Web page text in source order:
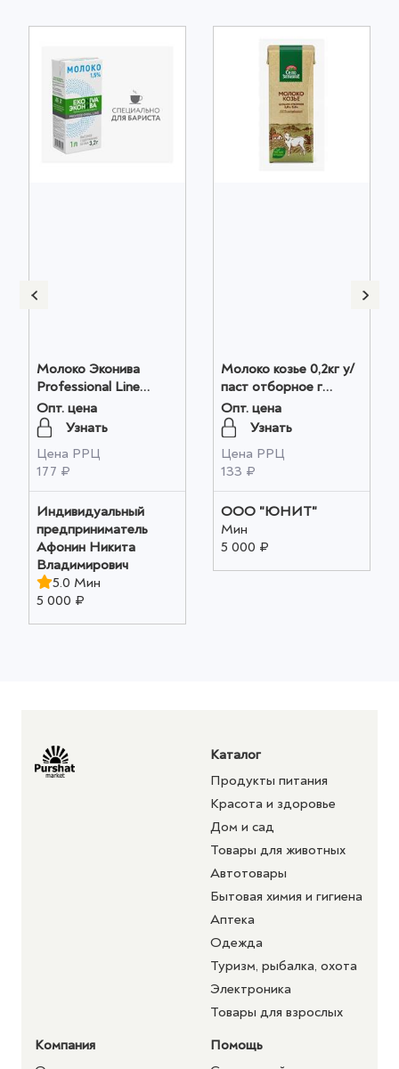
Молоко Эконива
Professional Line
ультрапастеризованное
1.5%, 1л оптом
Опт. цена
Узнать
Цена РРЦ
177 ₽
Индивидуальный
предприниматель
Афонин Никита
Владимирович
5.0 Мин
5 000 ₽
Молоко козье 0,2кг у/
паст отборное г
СелЗел1/15, шт оптом
Опт. цена
Узнать
Цена РРЦ
133 ₽
ООО "ЮНИТ"
Мин
5 000 ₽
Каталог
Продукты питания
Красота и здоровье
Дом и сад
Товары для животных
Автотовары
Бытовая химия и гигиена
Аптека
Одежда
Туризм, рыбалка, охота
Электроника
Товары для взрослых
Компания
Помощь